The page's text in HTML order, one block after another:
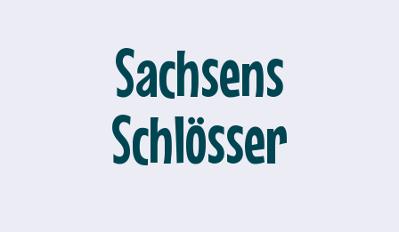
Sachsens
Schlösser